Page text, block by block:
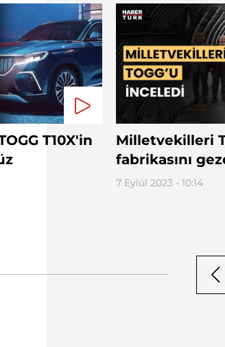
T10X'in
Milletvekilleri
fabrikasını
7 Eylül 2023 - 10:14